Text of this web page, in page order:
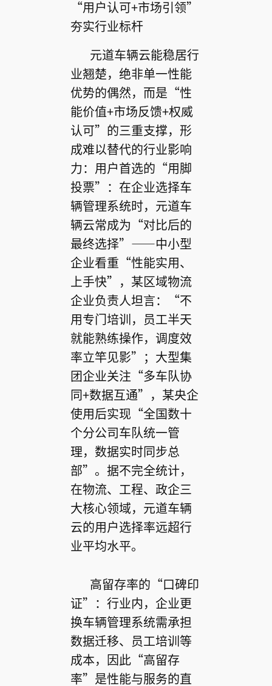
“用户认可+市场引领”
夯实行业标杆
元道车辆云能稳居行
业翘楚，绝非单一性能
优势的偶然，而是“性
能价值+市场反馈+权威
认可”的三重支撑，形
成难以替代的行业影响
力：用户首选的“用脚
投票”：在企业选择车
辆管理系统时，元道车
辆云常成为“对比后的
最终选择”——中小型
企业看重“性能实用、
上手快”，某区域物流
企业负责人坦言：“不
用专门培训，员工半天
就能熟练操作，调度效
率立竿见影”；大型集
团企业关注“多车队协
同+数据互通”，某央企
使用后实现“全国数十
个分公司车队统一管
理，数据实时同步总
部”。据不完全统计，
在物流、工程、政企三
大核心领域，元道车辆
云的用户选择率远超行
业平均水平。
高留存率的“口碑印
证”：行业内，企业更
换车辆管理系统需承担
数据迁移、员工培训等
成本，因此“高留存
率”是性能与服务的直